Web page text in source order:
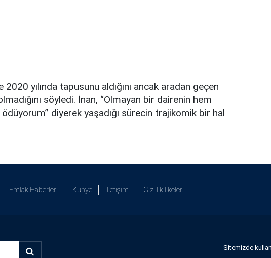
yılında tapusunu aldığını ancak aradan geçen
söyledi. İnan, “Olmayan bir dairenin hem
diyerek yaşadığı sürecin trajikomik bir hal
Emlak Haberleri Künye İletişim Gizlilik İlkeleri
Sitemizde